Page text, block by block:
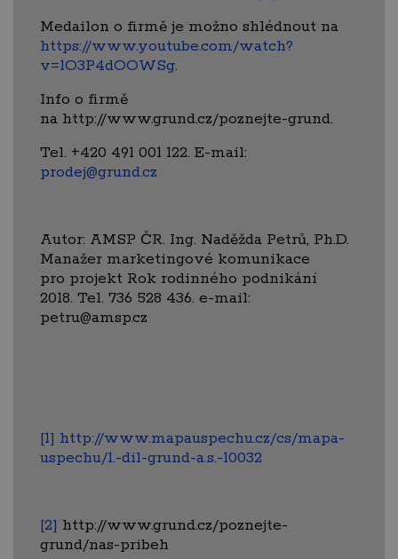
Medailon o firmě je možno shlédnout na
https://www.youtube.com/watch?
v=1O3P4dOOWSg.
Info o firmě
na http://www.grund.cz/poznejte-grund.
Tel. +420 491 001 122. E-mail:
prodej@grund.cz
Autor: AMSP ČR. Ing. Naděžda Petrů, Ph.D.
Manažer marketingové komunikace
pro projekt Rok rodinného podnikání
2018. Tel. 736 528 436. e-mail:
petru@amsp.cz
[1] http://www.mapauspechu.cz/cs/mapa-
uspechu/1.-dil-grund-a.s.-10032
[2] http://www.grund.cz/poznejte-
grund/nas-pribeh